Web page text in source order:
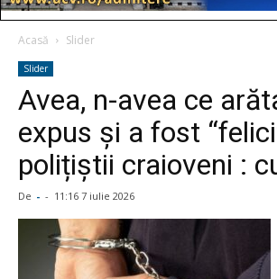
Acasă Slider
Slider
Avea, n-avea ce
expus și a fost
polițiștii craioveni :
De - - 11:16 7 iulie 2026